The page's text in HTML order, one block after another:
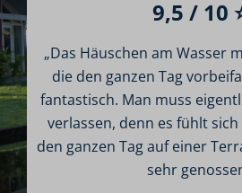
9,5 / 10
„Das Häuschen am Wasser
die den ganzen Tag
fantastisch. Man muss
verlassen, denn es fühlt
den ganzen Tag auf einer
sehr